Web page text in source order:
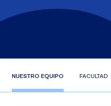
NUESTRO EQUIPO FACULTAD